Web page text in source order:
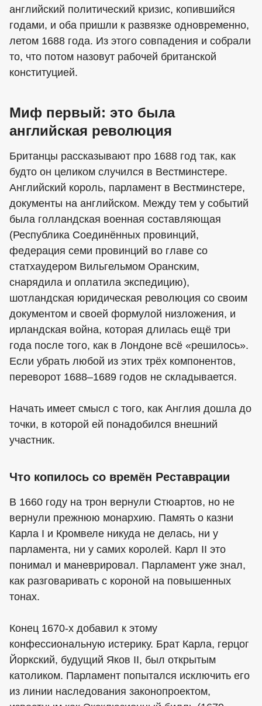
английский политический кризис, копившийся
годами, и оба пришли к развязке одновременно,
летом 1688 года. Из этого совпадения и собрали
то, что потом назовут рабочей британской
конституцией.
Миф первый: это была
английская революция
Британцы рассказывают про 1688 год так, как
будто он целиком случился в Вестминстере.
Английский король, парламент в Вестминстере,
документы на английском. Между тем у событий
была голландская военная составляющая
(Республика Соединённых провинций,
федерация семи провинций во главе со
статхаудером Вильгельмом Оранским,
снарядила и оплатила экспедицию),
шотландская юридическая революция со своим
документом и своей формулой низложения, и
ирландская война, которая длилась ещё три
года после того, как в Лондоне всё «решилось».
Если убрать любой из этих трёх компонентов,
переворот 1688–1689 годов не складывается.
Начать имеет смысл с того, как Англия дошла до
точки, в которой ей понадобился внешний
участник.
Что копилось со времён Реставрации
В 1660 году на трон вернули Стюартов, но не
вернули прежнюю монархию. Память о казни
Карла I и Кромвеле никуда не делась, ни у
парламента, ни у самих королей. Карл II это
понимал и маневрировал. Парламент уже знал,
как разговаривать с короной на повышенных
тонах.
Конец 1670-х добавил к этому
конфессиональную истерику. Брат Карла, герцог
Йоркский, будущий Яков II, был открытым
католиком. Парламент попытался исключить его
из линии наследования законопроектом,